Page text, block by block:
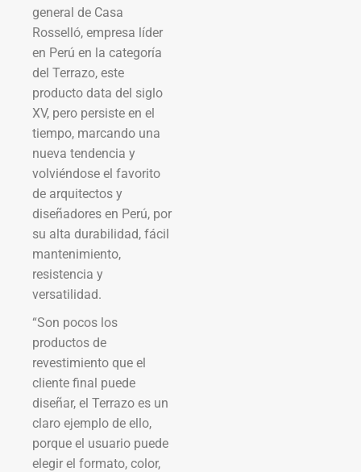
general de Casa
Rosselló, empresa líder
en Perú en la categoría
del Terrazo, este
producto data del siglo
XV, pero persiste en el
tiempo, marcando una
nueva tendencia y
volviéndose el favorito
de arquitectos y
diseñadores en Perú, por
su alta durabilidad, fácil
mantenimiento,
resistencia y
versatilidad.
“Son pocos los
productos de
revestimiento que el
cliente final puede
diseñar, el Terrazo es un
claro ejemplo de ello,
porque el usuario puede
elegir el formato, color,